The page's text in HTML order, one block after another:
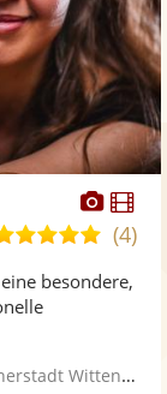
Fotos
5,0
5
(4)
besondere,
Wittenberg